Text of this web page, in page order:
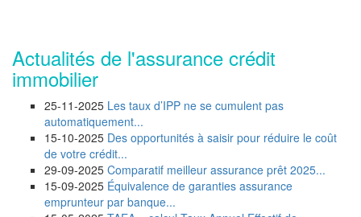
Actualités de l'assurance crédit
immobilier
25-11-2025 Les taux d’IPP ne se cumulent pas
automatiquement...
15-10-2025 Des opportunités à saisir pour réduire le coût
de votre crédit...
29-09-2025 Comparatif meilleur assurance prêt 2025...
15-09-2025 Équivalence de garanties assurance
emprunteur par banque...